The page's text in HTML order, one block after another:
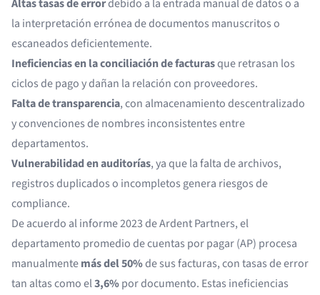
Altas tasas de errordebido a la entrada manual de datos o a
la interpretación errónea de documentos manuscritos o
escaneados deficientemente.
Ineficiencias en la conciliación de facturasque retrasan los
ciclos de pago y dañan la relación con proveedores.
Falta de transparencia, con almacenamiento descentralizado
y convenciones de nombres inconsistentes entre
departamentos.
Vulnerabilidad en auditorías, ya que la falta de archivos,
registros duplicados o incompletos genera riesgos de
compliance.
De acuerdo al informe 2023 deArdent Partners, el
departamento promedio de cuentas por pagar (AP) procesa
manualmentemás del 50%de sus facturas, con tasas de error
tan altas como el3,6%por documento. Estas ineficiencias